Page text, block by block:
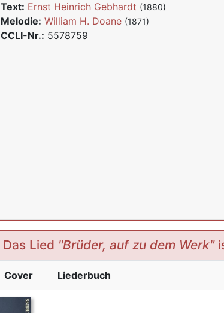
Text: Ernst Heinrich Gebhardt (1880)
Melodie: William H. Doane (1871)
CCLI-Nr.: 5578759
Das Lied "Brüder, auf zu dem Werk"
Cover Liederbuch